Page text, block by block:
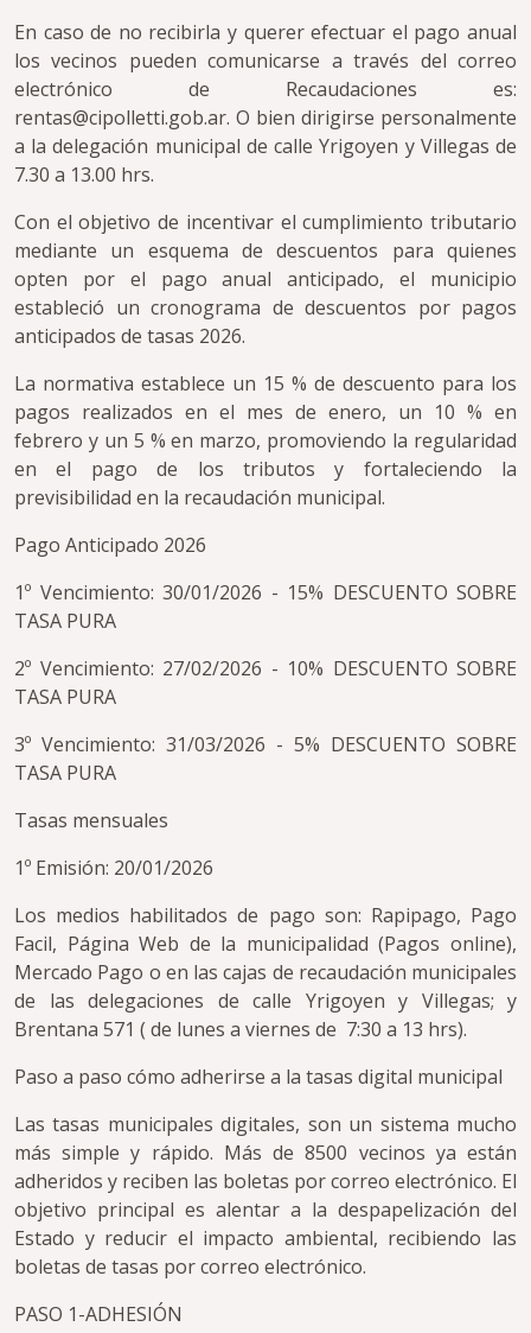
En caso de no recibirla y querer efectuar el pago anual
los vecinos pueden comunicarse a través del correo
electrónico de Recaudaciones es:
rentas@cipolletti.gob.ar. O bien dirigirse personalmente
a la delegación municipal de calle Yrigoyen y Villegas de
7.30 a 13.00 hrs.
Con el objetivo de incentivar el cumplimiento tributario
mediante un esquema de descuentos para quienes
opten por el pago anual anticipado, el municipio
estableció un cronograma de descuentos por pagos
anticipados de tasas 2026.
La normativa establece un 15 % de descuento para los
pagos realizados en el mes de enero, un 10 % en
febrero y un 5 % en marzo, promoviendo la regularidad
en el pago de los tributos y fortaleciendo la
previsibilidad en la recaudación municipal.
Pago Anticipado 2026
1º Vencimiento: 30/01/2026 - 15% DESCUENTO SOBRE
TASA PURA
2º Vencimiento: 27/02/2026 - 10% DESCUENTO SOBRE
TASA PURA
3º Vencimiento: 31/03/2026 - 5% DESCUENTO SOBRE
TASA PURA
Tasas mensuales
1º Emisión: 20/01/2026
Los medios habilitados de pago son: Rapipago, Pago
Facil, Página Web de la municipalidad (Pagos online),
Mercado Pago o en las cajas de recaudación municipales
de las delegaciones de calle Yrigoyen y Villegas; y
Brentana 571 ( de lunes a viernes de 7:30 a 13 hrs).
Paso a paso cómo adherirse a la tasas digital municipal
Las tasas municipales digitales, son un sistema mucho
más simple y rápido. Más de 8500 vecinos ya están
adheridos y reciben las boletas por correo electrónico. El
objetivo principal es alentar a la despapelización del
Estado y reducir el impacto ambiental, recibiendo las
boletas de tasas por correo electrónico.
PASO 1-ADHESIÓN